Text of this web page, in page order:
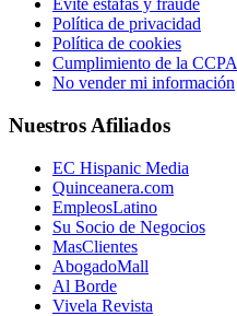
Evite estafas y fraude
Política de privacidad
Política de cookies
Cumplimiento de la CCPA
No vender mi información
Nuestros Afiliados
EC Hispanic Media
Quinceanera.com
EmpleosLatino
Su Socio de Negocios
MasClientes
AbogadoMall
Al Borde
Vivela Revista